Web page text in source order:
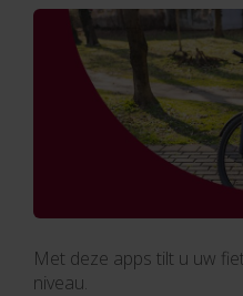
Met deze apps tilt u uw
niveau.